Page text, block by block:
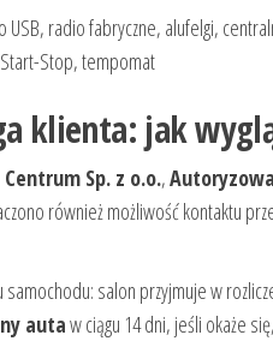
USB, radio fabryczne, alufelgi,
Stop, tempomat
klienta: jak
Sp. z o.o.,
również możliwość kontaktu
salon przyjmuje w
autaw ciągu 14 dni, jeśli okaże